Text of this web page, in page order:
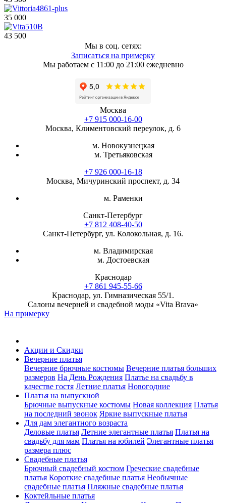
35 000
43 500
Мы в соц. сетях:
Записаться на примерку
Мы работаем с 11:00 до 21:00 ежедневно
Москва
+7 915 000-16-00
Москва, Климентовский переулок, д. 6
м. Новокузнецкая
м. Третьяковская
+7 926 000-16-18
Москва, Мичуринский проспект, д. 34
м. Раменки
Санкт-Петербург
+7 812 408-40-50
Санкт-Петербург, ул. Колокольная, д. 16.
м. Владимирская
м. Достоевская
Краснодар
+7 861 945-55-66
Краснодар, ул. Гимназическая 55/1.
Салоны вечерней и свадебной моды «Vita Brava»
На примерку
Акции и Скидки
Вечерние платья
Вечерние брючные костюмы Вечерние платья больших
размеров На День Рождения Платье на свадьбу в
качестве гостя Летние платья Новогодние
Платья на выпускной
Брючные выпускные костюмы Новая коллекция Платья
на последний звонок Яркие выпускные платья
Для дам элегантного возраста
Деловые платья Летние элегантные платья Платья на
свадьбу для мам Платья на юбилей Элегантные платья
размера плюс
Свадебные платья
Брючный свадебный костюм Греческие свадебные
платья Короткие свадебные платья Необычные
свадебные платья Пляжные свадебные платья
Коктейльные платья